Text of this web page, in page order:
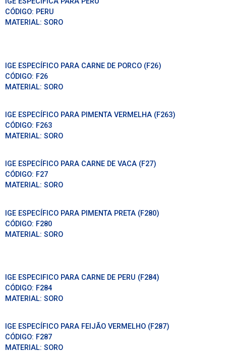
CÓDIGO: PERU
MATERIAL: SORO
IGE ESPECÍFICO PARA CARNE DE PORCO (F26)
CÓDIGO: F26
MATERIAL: SORO
IGE ESPECÍFICO PARA PIMENTA VERMELHA (F263)
CÓDIGO: F263
MATERIAL: SORO
IGE ESPECÍFICO PARA CARNE DE VACA (F27)
CÓDIGO: F27
MATERIAL: SORO
IGE ESPECÍFICO PARA PIMENTA PRETA (F280)
CÓDIGO: F280
MATERIAL: SORO
IGE ESPECIFICO PARA CARNE DE PERU (F284)
CÓDIGO: F284
MATERIAL: SORO
IGE ESPECÍFICO PARA FEIJÃO VERMELHO (F287)
CÓDIGO: F287
MATERIAL: SORO